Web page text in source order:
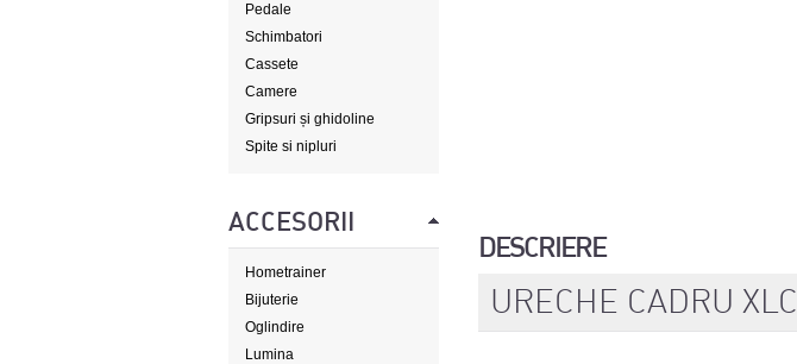
Pedale
Schimbatori
Cassete
Camere
Gripsuri și ghidoline
Spite si nipluri
ACCESORII
Hometrainer
Bijuterie
Oglindire
Lumina
DESCRIERE
URECHE CADRU XLC